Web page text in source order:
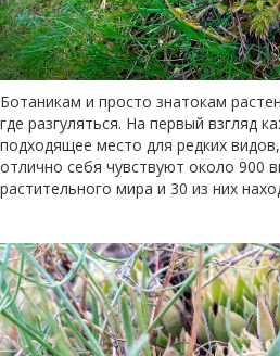
Ботаникам и просто знатокам
где разгуляться. На первый взгляд
подходящее место для редких
отлично себя чувствуют около 900
растительного мира и 30 из них